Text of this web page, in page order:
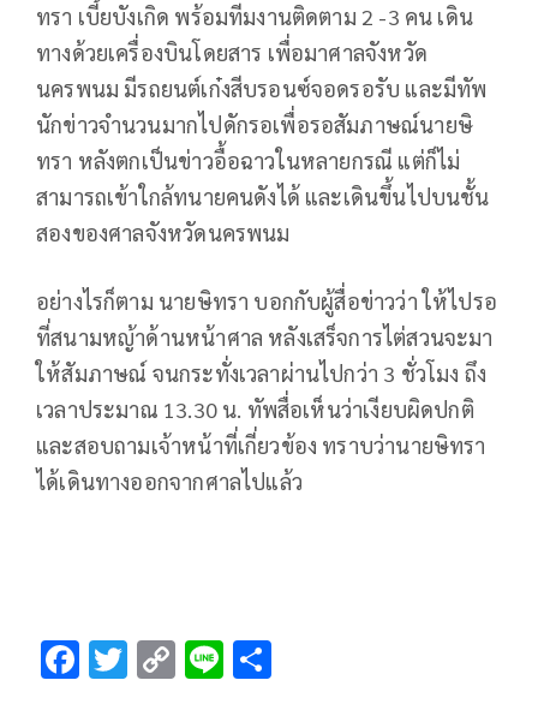
ทรา เบี้ยบังเกิด พร้อมทีมงานติดตาม 2 -3 คน เดิน
ทางด้วยเครื่องบินโดยสาร เพื่อมาศาลจังหวัด
นครพนม มีรถยนต์เก๋งสีบรอนซ์จอดรอรับ และมีทัพ
นักข่าวจำนวนมากไปดักรอเพื่อรอสัมภาษณ์นายษิ
ทรา หลังตกเป็นข่าวอื้อฉาวในหลายกรณี แต่ก็ไม่
สามารถเข้าใกล้ทนายคนดังได้ และเดินขึ้นไปบนชั้น
สองของศาลจังหวัดนครพนม
อย่างไรก็ตาม นายษิทรา บอกกับผู้สื่อข่าวว่า ให้ไปรอ
ที่สนามหญ้าด้านหน้าศาล หลังเสร็จการไต่สวนจะมา
ให้สัมภาษณ์ จนกระทั่งเวลาผ่านไปกว่า 3 ชั่วโมง ถึง
เวลาประมาณ 13.30 น. ทัพสื่อเห็นว่าเงียบผิดปกติ
และสอบถามเจ้าหน้าที่เกี่ยวข้อง ทราบว่านายษิทรา
ได้เดินทางออกจากศาลไปแล้ว
F T C Li